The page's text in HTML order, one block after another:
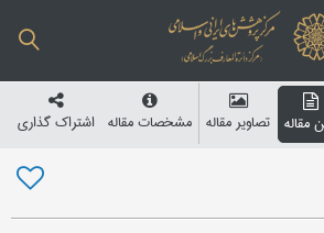
مقاله تصاویر مقاله مشخصات مقاله اشتراک گذاری